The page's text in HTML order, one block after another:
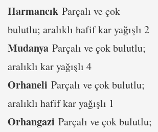
Harmancık Parçalı ve çok
bulutlu; aralıklı hafif kar yağışlı 2
Mudanya Parçalı ve çok bulutlu;
aralıklı kar yağışlı 4
Orhaneli Parçalı ve çok bulutlu;
aralıklı hafif kar yağışlı 1
Orhangazi Parçalı ve çok bulutlu;